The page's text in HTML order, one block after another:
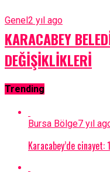
Genel 2 yıl ago
KARACABEY
DEĞİŞİKLİKLERİ
Trending
Bursa Bölge7 yıl
Karacabey’de cinayet: